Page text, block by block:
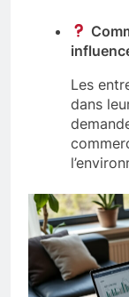
Les
dans